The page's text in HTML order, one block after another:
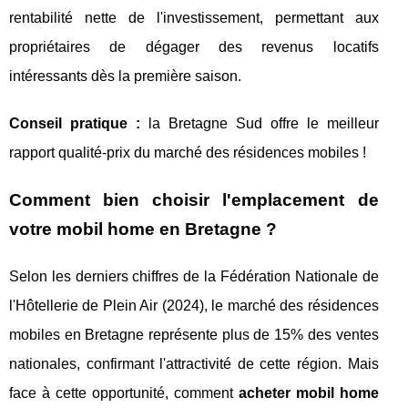
rentabilité nette de l'investissement, permettant aux
propriétaires de dégager des revenus locatifs
intéressants dès la première saison.
Conseil pratique : la Bretagne Sud offre le meilleur
rapport qualité-prix du marché des résidences mobiles !
Comment bien choisir l'emplacement de
votre mobil home en Bretagne ?
Selon les derniers chiffres de la Fédération Nationale de
l'Hôtellerie de Plein Air (2024), le marché des résidences
mobiles en Bretagne représente plus de 15% des ventes
nationales, confirmant l'attractivité de cette région. Mais
face à cette opportunité, comment acheter mobil home